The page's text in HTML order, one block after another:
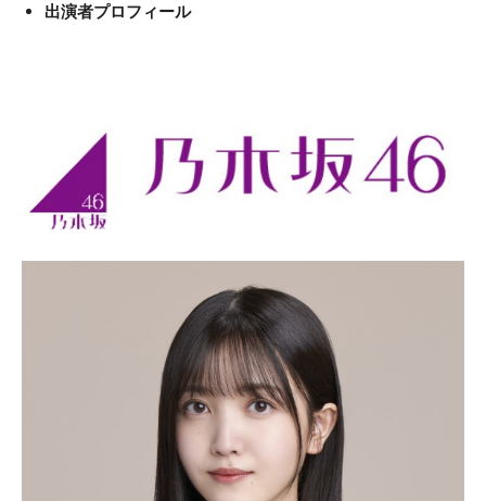
出演者プロフィール